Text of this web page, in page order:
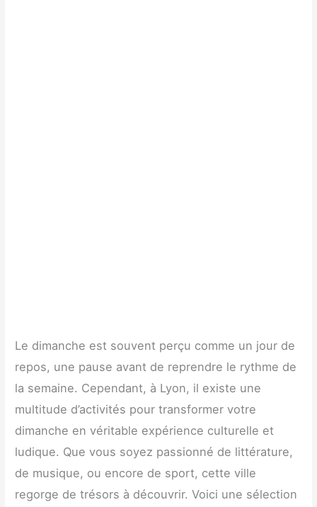
Le dimanche est souvent perçu comme un jour de
repos, une pause avant de reprendre le rythme de
la semaine. Cependant, à Lyon, il existe une
multitude d’activités pour transformer votre
dimanche en véritable expérience culturelle et
ludique. Que vous soyez passionné de littérature,
de musique, ou encore de sport, cette ville
regorge de trésors à découvrir. Voici une sélection